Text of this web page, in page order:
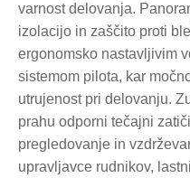
varnost delovanja.
izolacijo in zaščito proti
ergonomsko nastavljivim
sistemom pilota, kar
utrujenost pri delovanju.
prahu odporni tečajni
pregledovanje in
upravljavce rudnikov,